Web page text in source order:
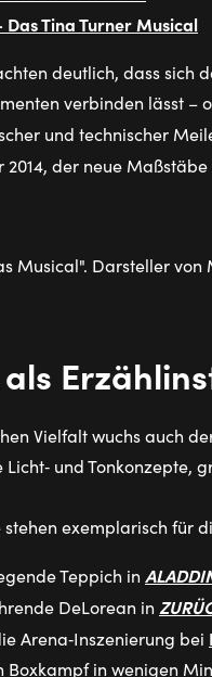
Das Tina Turner Musical
deutlich, dass sich
verbinden lässt –
und technischer
2014, der neue
als
Vielfalt wuchs auch
und Tonkonzepte,
stehen exemplarisch für
Teppich in
DeLorean in
Arena‑Inszenierung bei
Boxkampf in wenigen